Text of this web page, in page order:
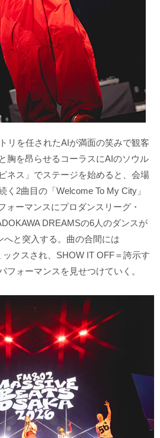
リを任されたAIが満面の笑みで観客
胸を昂らせるコーラスにAIのソウル
ネス」でステージを始めると、会場
く2曲目の「Welcome To My City」
ォーマンスにプロダンスリーグ・
DREAMSの6人のダンスが
へと突入する。曲の合間には
ックスされ、SHOW IT OFF＝誇示す
フォーマンスを見せつけていく。